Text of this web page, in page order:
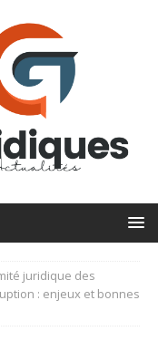
juridique des
: enjeux et bonnes